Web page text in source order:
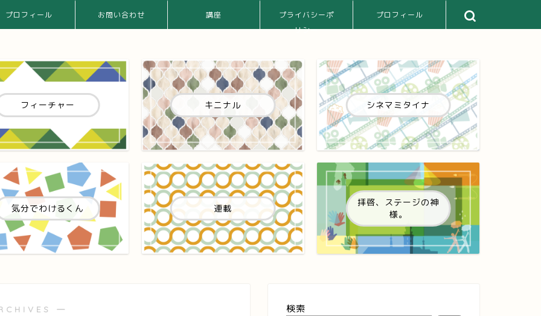
プロフィール お問い合わせ 講座
プライバシーポ
リシー
プロフィール
フィーチャー キニナル シネマミタイナ
気分でわけるくん 連載
拝啓、ステージの神
様。
― 検索